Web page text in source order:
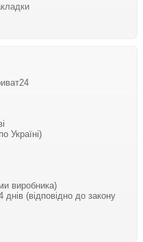
Україні)
виробника)
(відповідно до закону